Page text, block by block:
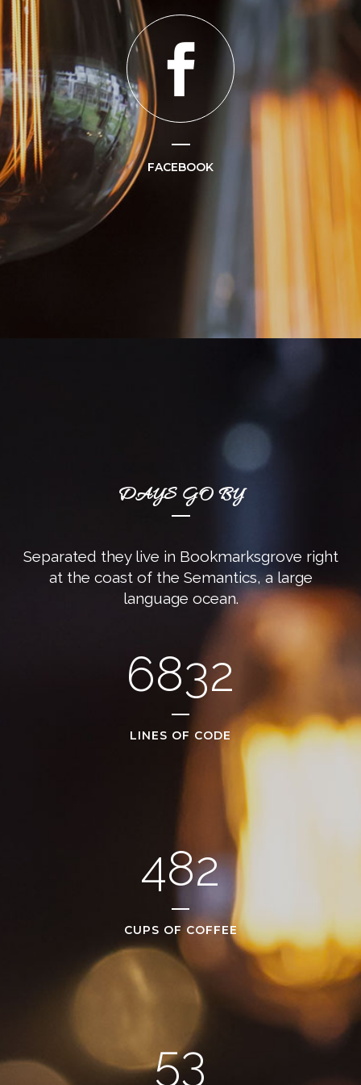
FACEBOOK
DAYS GO BY
Separated they live in Bookmarksgrove right
at the coast of the Semantics, a large
language ocean.
6832
LINES OF CODE
482
CUPS OF COFFEE
53